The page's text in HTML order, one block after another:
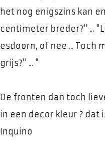
het nog enigszins kan
centimeter breder?" ...
esdoorn, of nee ... Toch
grijs?" ... "
De fronten dan toch
in een decor kleur ?
Inquino